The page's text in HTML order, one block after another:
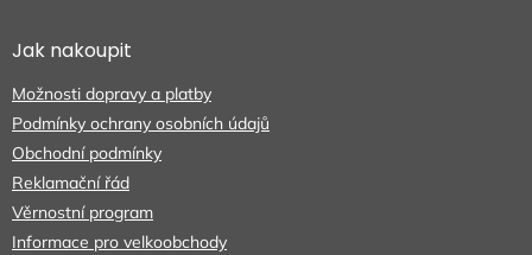
aJak nakoupit
Možnosti dopravy a platby
Podmínky ochrany osobních údajů
Obchodní podmínky
Reklamační řád
Věrnostní program
Informace pro velkoobchody